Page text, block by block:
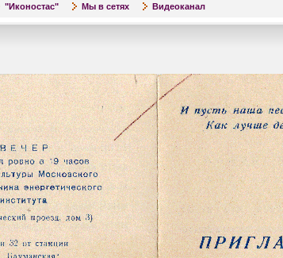
"Иконостас" Мы в сетях Видеоканал